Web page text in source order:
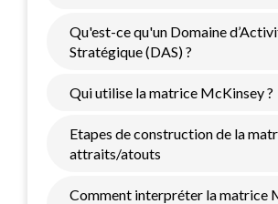
Qu'est-ce qu'un Domaine
Stratégique (DAS) ?
Qui utilise la matrice McKinsey ?
Etapes de construction de la
attraits/atouts
Comment interpréter la matrice